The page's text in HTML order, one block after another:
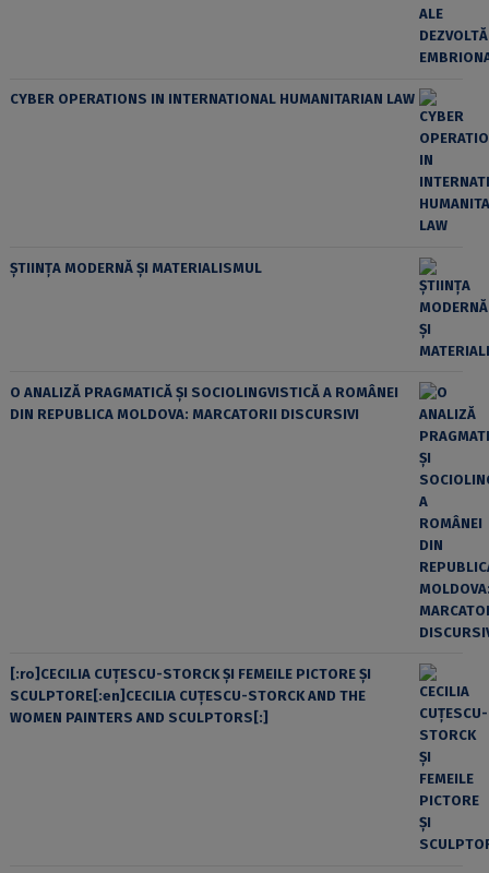
CYBER OPERATIONS IN INTERNATIONAL HUMANITARIAN LAW
ȘTIINȚA MODERNĂ ȘI MATERIALISMUL
O ANALIZĂ PRAGMATICĂ ȘI SOCIOLINGVISTICĂ A ROMÂNEI
DIN REPUBLICA MOLDOVA: MARCATORII DISCURSIVI
[:ro]CECILIA CUŢESCU-STORCK ŞI FEMEILE PICTORE ŞI
SCULPTORE[:en]CECILIA CUŢESCU-STORCK AND THE
WOMEN PAINTERS AND SCULPTORS[:]